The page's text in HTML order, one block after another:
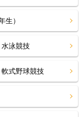
生）
泳競技
式野球競技